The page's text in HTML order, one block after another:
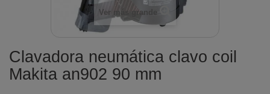
Ver más grande
Clavadora neumática clavo coil
Makita an902 90 mm